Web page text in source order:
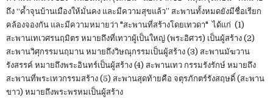
ถึง “ค้ำจุนบ้านเมืองให้มั่นคง และมีความสุขแล้ว” สะพานทั้งหมดยังมีชื่อเรียก
คล้องจองกัน และมีความหมายว่า "สะพานที่สร้างโดยเทวดา" ได้แก่ (1)
สะพานเทเวศรนฤมิตร หมายถึงที่เทวาผู้เป็นใหญ่ (พระอิศวร) เป็นผู้สร้าง (2)
สะพานวิศุกรรมนฤมาน หมายถึงวิษณุกรรมเป็นผู้สร้าง (3) สะพานมัฆวาน
รังสรรค์ หมายถึงพระอินทร์เป็นผู้สร้าง (4) สะพานเทว กรรมรังรักษ์ หมายถึง
สะพานที่พระเทวกรรมสร้าง (5) สะพานสุดท้ายคือ จตุรภักตร์รังสฤษดิ์ (สะพาน
ขาว) หมายถึงพระพรหมเป็นผู้สร้าง